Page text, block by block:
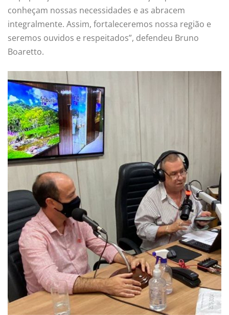
conheçam nossas necessidades e as abracem
integralmente. Assim, fortaleceremos nossa região e
seremos ouvidos e respeitados”, defendeu Bruno
Boaretto.